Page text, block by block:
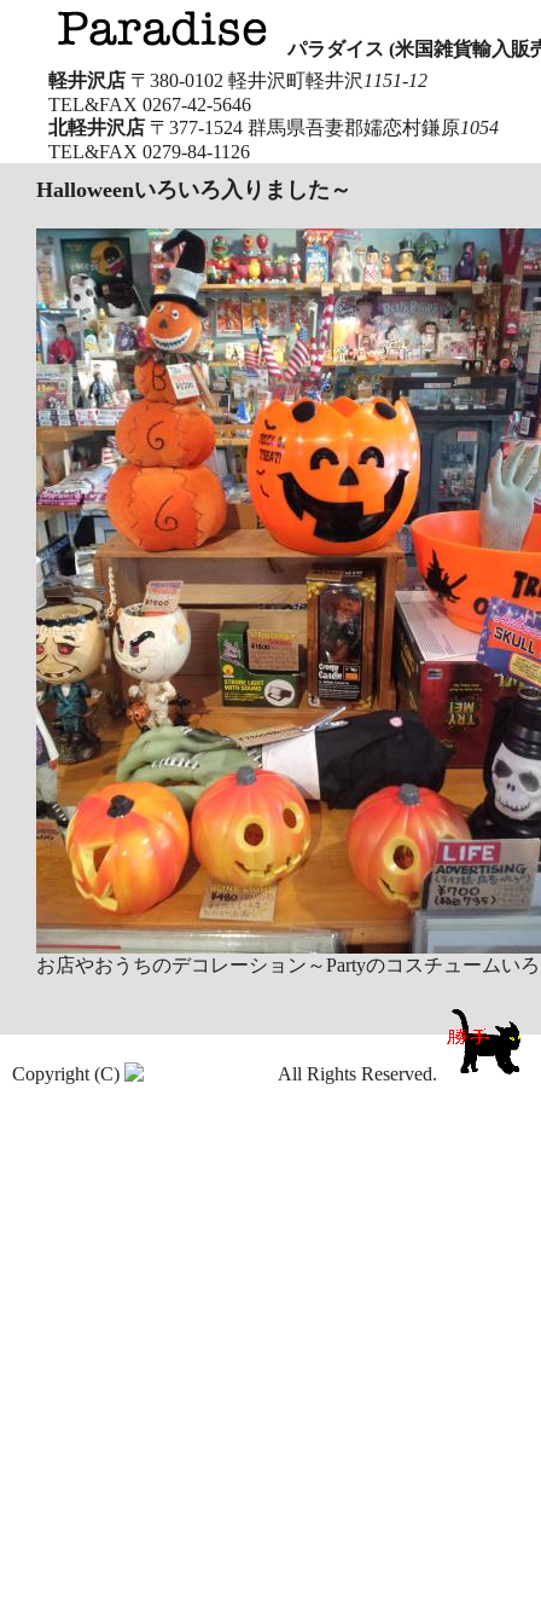
パラダイス (米国雑貨輸入販
軽井沢店 〒380-0102 軽井沢町軽井沢 1151-12
TEL&FAX 0267-42-5646
北軽井沢店 〒377-1524 群馬県吾妻郡嬬恋村鎌原1054
TEL&FAX 0279-84-1126
Halloweenいろいろ入りました～
お店やおうちのデコレーション～Partyのコスチュームい
Copyright (C) All Rights Reserved.